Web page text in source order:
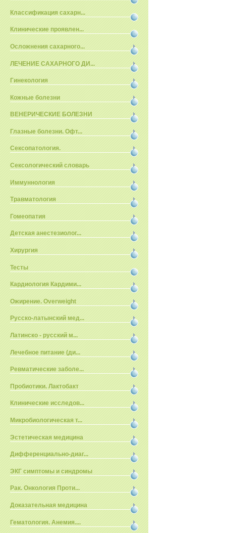
Классификация сахарн...
Клинические проявлен...
Осложнения сахарного...
ЛЕЧЕНИЕ САХАРНОГО ДИ...
Гинекология
Кожные болезни
ВЕНЕРИЧЕСКИЕ БОЛЕЗНИ
Глазные болезни. Офт...
Сексопатология.
Сексологический словарь
Иммуннология
Травматология
Гомеопатия
Детская анестезиолог...
Хирургия
Тесты
Кардиология Кардими...
Ожирение. Overweight
Русско-латынский мед...
Латинско - русский м...
Лечебное питание (ди...
Ревматические заболе...
Пробиотики. Лактобакт
Клинические исследов...
Микробиологическая т...
Эстетическая медицина
Дифференциально-диаг...
ЭКГ симптомы и синдромы
Рак. Онкология Проти...
Доказательная медицина
Гематология. Анемия....